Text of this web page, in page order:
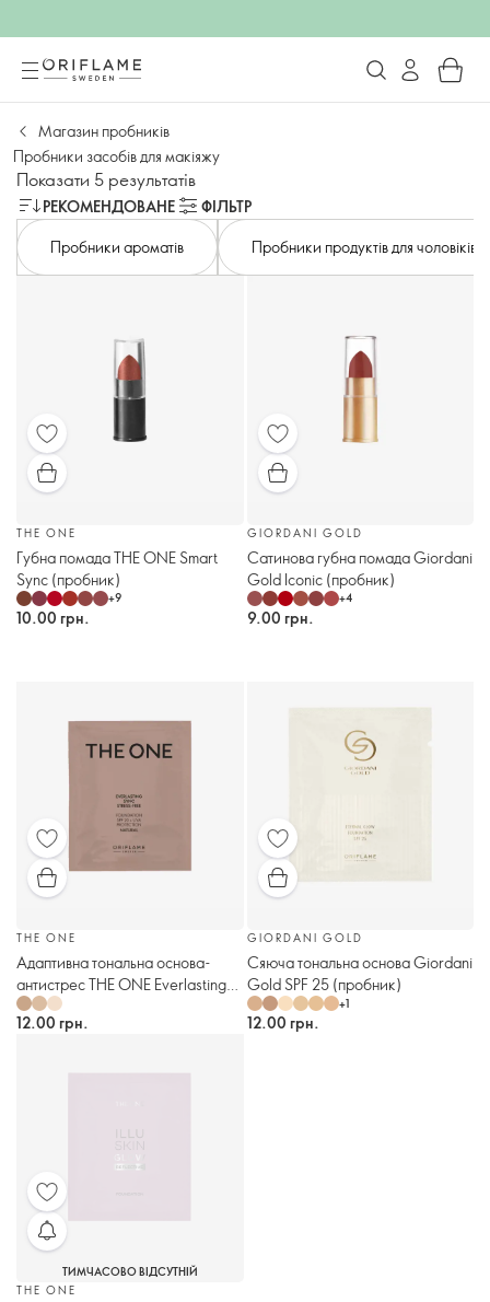
Магазин пробників
Пробники засобів для макіяжу
Показати 5 результатів
РЕКОМЕНДОВАНЕ
ФІЛЬТР
Пробники ароматів
Пробники продуктів для чоловіків
THE ONE
Губна помада THE ONE Smart
Sync (пробник)
+9
10.00 грн.
GIORDANI GOLD
Сатинова губна помада Giordani
Gold Iconic (пробник)
+4
9.00 грн.
THE ONE
Адаптивна тональна основа-
антистрес THE ONE Everlasting
Sync SPF 20 (пробник)
12.00 грн.
GIORDANI GOLD
Сяюча тональна основа Giordani
Gold SPF 25 (пробник)
+1
12.00 грн.
ТИМЧАСОВО ВІДСУТНІЙ
THE ONE